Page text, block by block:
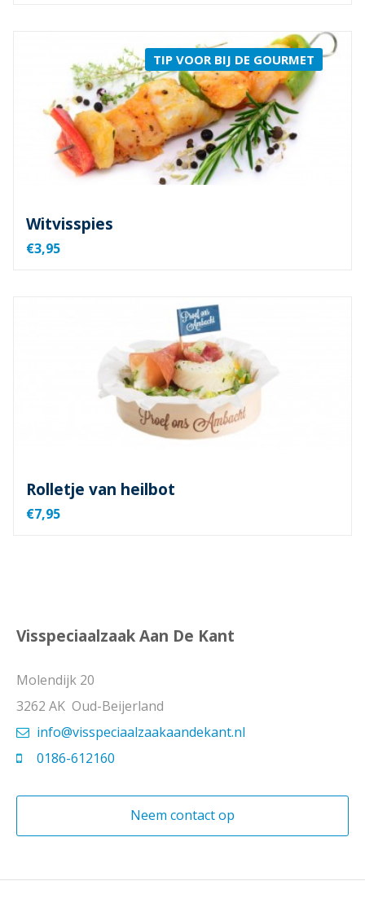
TIP VOOR BIJ DE GOURMET
Witvisspies
€3,95
Rolletje van heilbot
€7,95
Visspeciaalzaak Aan De Kant
Molendijk 20
3262 AK Oud-Beijerland
info@visspeciaalzaakaandekant.nl
0186-612160
Neem contact op